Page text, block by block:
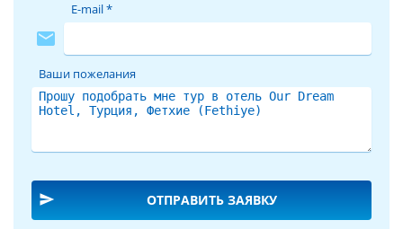
mail
E-mail *
Ваши пожелания
send ОТПРАВИТЬ ЗАЯВКУ